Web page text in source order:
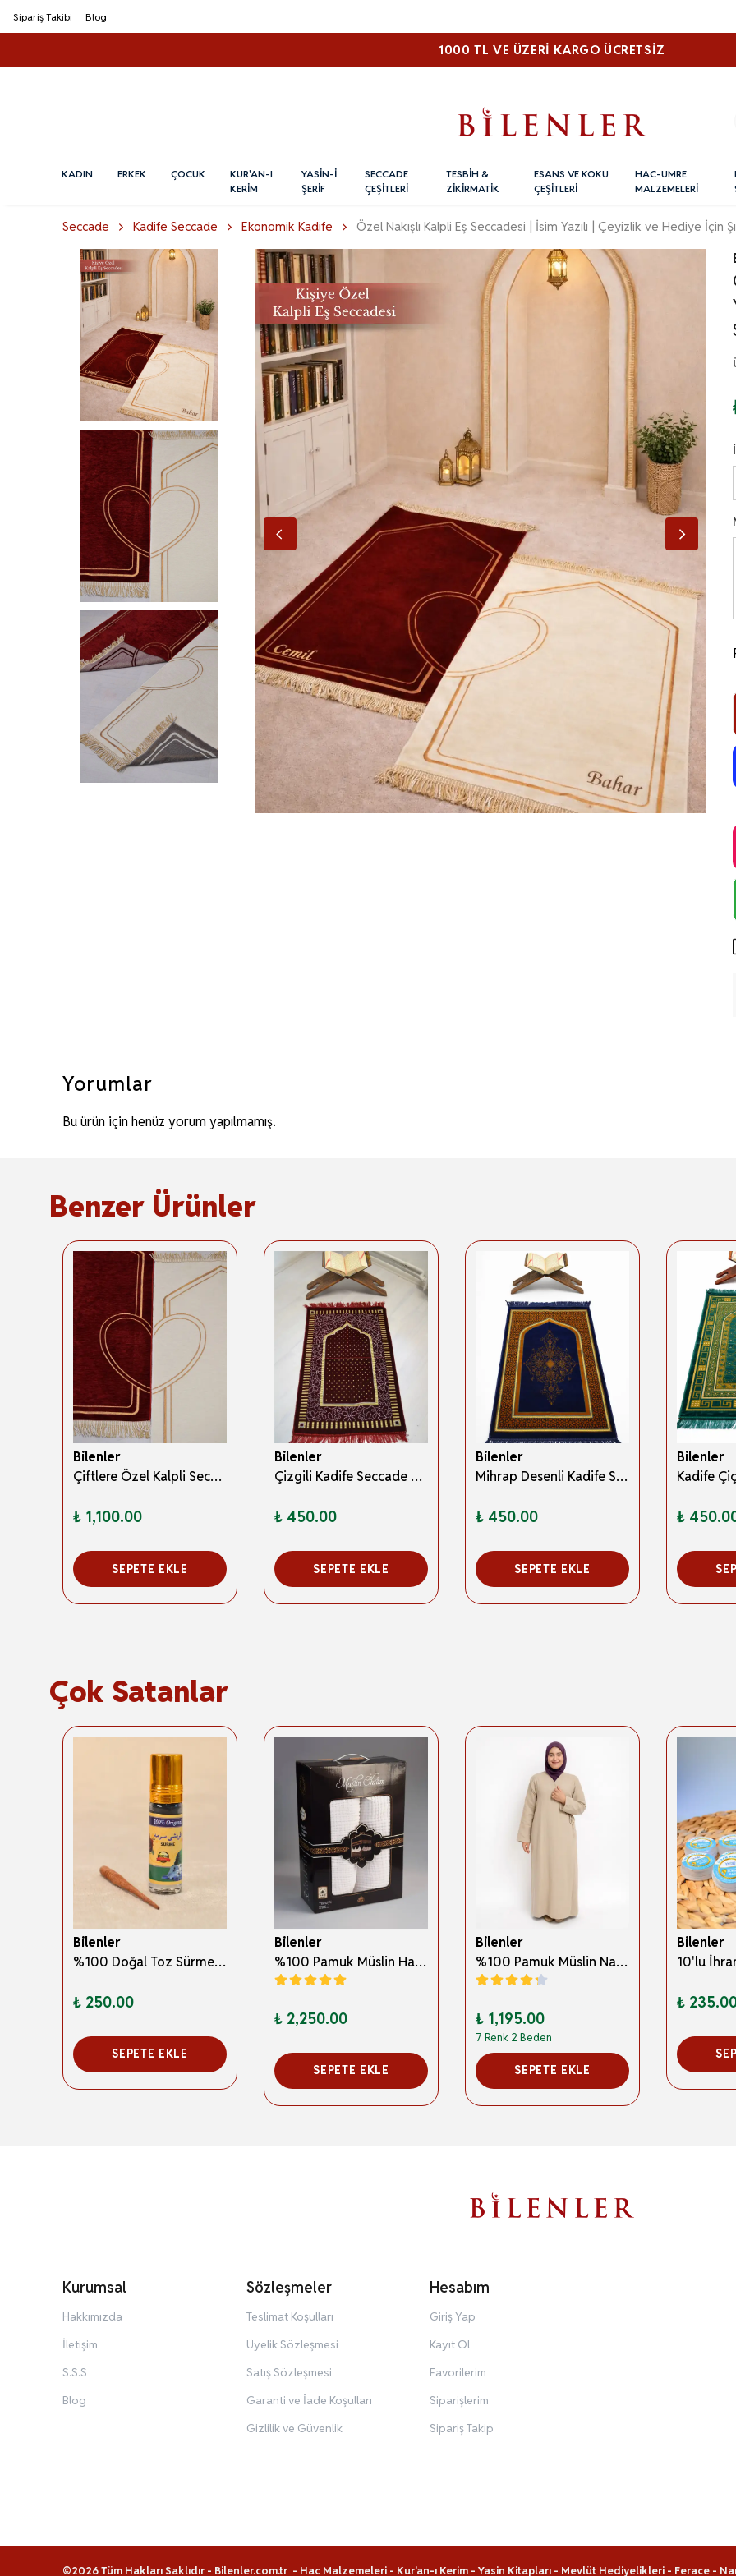
Sipariş Takibi Blog
1000 TL VE ÜZERI KARGO ÜCRETSİZ
KADIN ERKEK ÇOCUK
KUR'AN-I
KERİM
YASİN-İ
ŞERİF
SECCADE
ÇEŞİTLERİ
TESBİH &
ZİKİRMATİK
ESANS VE KOKU
ÇEŞİTLERİ
HAC-UMRE
MALZEMELERİ
Seccade Kadife Seccade Ekonomik Kadife Özel Nakışlı Kalpli Eş Seccadesi | İsim Yazılı | Çeyizlik ve Hediye İçin
Yorumlar
Bu ürün için henüz yorum yapılmamış.
Benzer Ürünler
Bilenler
Çiftlere Özel Kalpli Seccade -Eşli Seccade Kırmızı-Beyaz
₺ 1,100.00
SEPETE EKLE
Bilenler
Çizgili Kadife Seccade Bordo
₺ 450.00
SEPETE EKLE
Bilenler
Mihrap Desenli Kadife Seccade Lacivert K0225
₺ 450.00
SEPETE EKLE
Bilenler
₺
Çok Satanlar
Bilenler
%100 Doğal Toz Sürme + Ahşap Sürme Çubuğu | Geleneksel ve Orijinal Göz Sürmesi
₺ 250.00
SEPETE EKLE
Bilenler
%100 Pamuk Müslin Hac İhramı – Hafif; Dikişsiz ve Antibakteriyel
₺ 2,250.00
SEPETE EKLE
Bilenler
%100 Pamuk Müslin Namaz Elbisesi Yandan Bağlamalı -Terletmeyen Rahat Kumaş, 36-48 Beden, İbadet Kıyafeti
₺ 1,195.00
7 Renk 2 Beden
SEPETE EKLE
Bilenler
₺
Kurumsal
Hakkımızda
İletişim
S.S.S
Blog
Sözleşmeler
Teslimat Koşulları
Üyelik Sözleşmesi
Satış Sözleşmesi
Garanti ve İade Koşulları
Gizlilik ve Güvenlik
Hesabım
Giriş Yap
Kayıt Ol
Favorilerim
Siparişlerim
Sipariş Takip
©2026 Tüm Hakları Saklıdır - Bilenler.com.tr - Hac Malzemeleri - Kur'an-ı Kerim - Yasin Kitapları - Mevlüt Hediyelikleri - Ferace -